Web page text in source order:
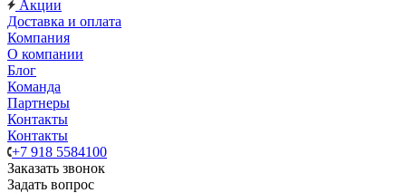
Акции
Доставка и оплата
Компания
О компании
Блог
Команда
Партнеры
Контакты
Контакты
+7 918 5584100
Заказать звонок
Задать вопрос